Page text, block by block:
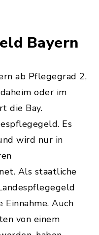
Bayern
ab Pflegegrad 2,
oder im
die Bay.
Es
wird nur in
Als staatliche
Auch
von einem